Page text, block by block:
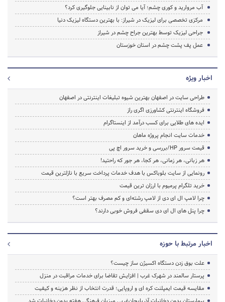
آب مروارید و کوری چشم؛ آیا می توان از نابینایی جلوگیری کرد؟
مرکزی تخصصی برای لیزیک در شیراز: با بهترین دستگاه لیزیک دنیا
جراحی لیزیک توسط بهترین جراح چشم در شیراز
عمل پف پشت چشم در استان خوزستان
اخبار ویژه
طراحی سایت در اصفهان بهترین شیوه تبلیغات اینترنتی در اصفهان
فروشگاه اینترنتی کشاورزی اگری راز
ایده های طلایی برای کسب درآمد از اینستاگرام
خدمات سایت انجام پروژه ماهان
قیمت سرور HP/بررسی و خرید سرور اچ پی
هر زبانی، هر زمانی، هر کجا، هر جور که راحتید!
رونمایی از سایت بلوباکس با هدف خدمات پرداخت سریع با نازلترین قیمت
خرید تلگرام پرمیوم با ارزان ترین قیمت
چرا لامپ ال ای دی از لامپ رشته‌ای و کم مصرف بهتر است؟
چرا پنل های ال ای دی سقفی فروش خوبی دارند؟
اخبار مرتبط با حوزه
علت بوق زدن دستگاه اکسیژن ساز چیست؟
پرستار سالمند در شهرک غرب | افزایش تقاضا برای خدمات مراقبت در منزل
مقایسه قیمت ایمپلنت کره ای و اروپایی؛ قدرت انتخاب از نظر هزینه و کیفیت